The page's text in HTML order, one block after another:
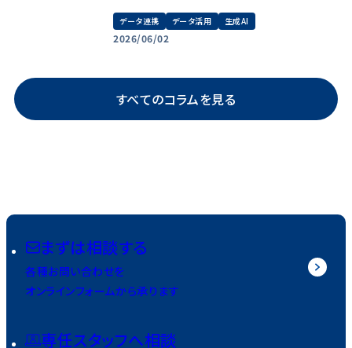
データ連携 データ活用 生成AI
2026/06/02
すべてのコラムを見る
まずは相談する
各種お問い合わせを
オンラインフォームから承ります
専任スタッフへ相談